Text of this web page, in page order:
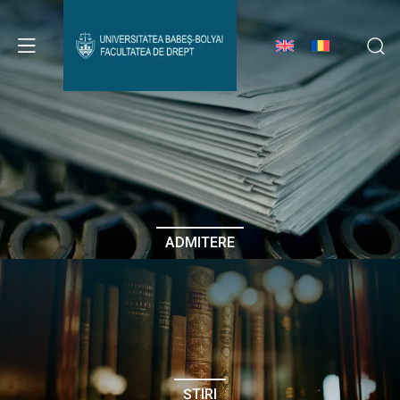
Avizier Studenți
Studii
Admitere
Erasmus & Internațional
Despre Facultate
ADMITERE
ȘTIRI